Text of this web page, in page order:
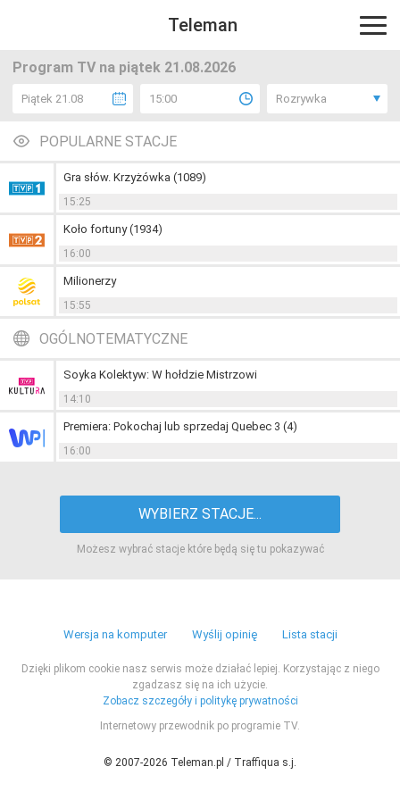
Teleman
Program TV na piątek 21.08.2026
Piątek 21.08 15:00 Rozrywka
POPULARNE STACJE
Gra słów. Krzyżówka (1089)
15:25
Koło fortuny (1934)
16:00
Milionerzy
15:55
OGÓLNOTEMATYCZNE
Soyka Kolektyw: W hołdzie Mistrzowi
14:10
Premiera: Pokochaj lub sprzedaj Quebec 3 (4)
16:00
WYBIERZ STACJE...
Możesz wybrać stacje które będą się tu pokazywać
Wersja na komputer Wyślij opinię Lista stacji
Dzięki plikom cookie nasz serwis może działać lepiej. Korzystając z niego
zgadzasz się na ich użycie.
Zobacz szczegóły i politykę prywatności
Internetowy przewodnik po programie TV.
© 2007-2026 Teleman.pl / Traffiqua s.j.